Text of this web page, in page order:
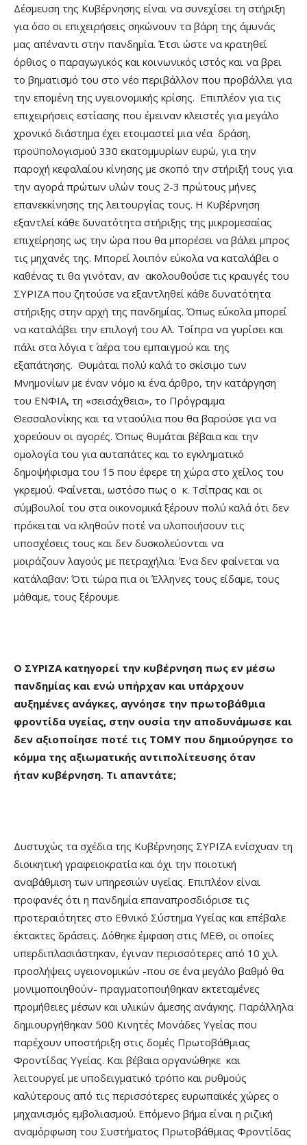
Δέσμευση της Κυβέρνησης είναι να συνεχίσει τη στήριξη
για όσο οι επιχειρήσεις σηκώνουν τα βάρη της άμυνάς
μας απέναντι στην πανδημία. Έτσι ώστε να κρατηθεί
όρθιος ο παραγωγικός και κοινωνικός ιστός και να βρει
το βηματισμό του στο νέο περιβάλλον που προβάλλει για
την επομένη της υγειονομικής κρίσης. Επιπλέον για τις
επιχειρήσεις εστίασης που έμειναν κλειστές για μεγάλο
χρονικό διάστημα έχει ετοιμαστεί μια νέα δράση,
προϋπολογισμού 330 εκατομμυρίων ευρώ, για την
παροχή κεφαλαίου κίνησης με σκοπό την στήριξή τους για
την αγορά πρώτων υλών τους 2-3 πρώτους μήνες
επανεκκίνησης της λειτουργίας τους. Η Κυβέρνηση
εξαντλεί κάθε δυνατότητα στήριξης της μικρομεσαίας
επιχείρησης ως την ώρα που θα μπορέσει να βάλει μπρος
τις μηχανές της. Μπορεί λοιπόν εύκολα να καταλάβει ο
καθένας τι θα γινόταν, αν ακολουθούσε τις κραυγές του
ΣΥΡΙΖΑ που ζητούσε να εξαντληθεί κάθε δυνατότητα
στήριξης στην αρχή της πανδημίας. Όπως εύκολα μπορεί
να καταλάβει την επιλογή του Αλ. Τσίπρα να γυρίσει και
πάλι στα λόγια τ΄ αέρα του εμπαιγμού και της
εξαπάτησης. Θυμάται πολύ καλά το σκίσιμο των
Μνημονίων με έναν νόμο κι ένα άρθρο, την κατάργηση
του ΕΝΦΙΑ, τη «σεισάχθεια», το Πρόγραμμα
Θεσσαλονίκης και τα νταούλια που θα βαρούσε για να
χορεύουν οι αγορές. Όπως θυμάται βέβαια και την
ομολογία του για αυταπάτες και το εγκληματικό
δημοψήφισμα του ΄15 που έφερε τη χώρα στο χείλος του
γκρεμού. Φαίνεται, ωστόσο πως ο κ. Τσίπρας και οι
σύμβουλοί του στα οικονομικά ξέρουν πολύ καλά ότι δεν
πρόκειται να κληθούν ποτέ να υλοποιήσουν τις
υποσχέσεις τους και δεν δυσκολεύονται να
μοιράζουν λαγούς με πετραχήλια. Ένα δεν φαίνεται να
κατάλαβαν: Ότι τώρα πια οι Έλληνες τους είδαμε, τους
μάθαμε, τους ξέρουμε.
Ο ΣΥΡΙΖΑ κατηγορεί την κυβέρνηση πως εν μέσω
πανδημίας και ενώ υπήρχαν και υπάρχουν
αυξημένες ανάγκες, αγνόησε την πρωτοβάθμια
φροντίδα υγείας, στην ουσία την αποδυνάμωσε και
δεν αξιοποίησε ποτέ τις ΤΟΜΥ που δημιούργησε το
κόμμα της αξιωματικής αντιπολίτευσης όταν
ήταν κυβέρνηση. Τι απαντάτε;
Δυστυχώς τα σχέδια της Κυβέρνησης ΣΥΡΙΖΑ ενίσχυαν τη
διοικητική γραφειοκρατία και όχι την ποιοτική
αναβάθμιση των υπηρεσιών υγείας. Επιπλέον είναι
προφανές ότι η πανδημία επαναπροσδιόρισε τις
προτεραιότητες στο Εθνικό Σύστημα Υγείας και επέβαλε
έκτακτες δράσεις. Δόθηκε έμφαση στις ΜΕΘ, οι οποίες
υπερδιπλασιάστηκαν, έγιναν περισσότερες από 10 χιλ.
προσλήψεις υγειονομικών -που σε ένα μεγάλο βαθμό θα
μονιμοποιηθούν- πραγματοποιήθηκαν εκτεταμένες
προμήθειες μέσων και υλικών άμεσης ανάγκης. Παράλληλα
δημιουργήθηκαν 500 Κινητές Μονάδες Υγείας που
παρέχουν υποστήριξη στις δομές Πρωτοβάθμιας
Φροντίδας Υγείας. Και βέβαια οργανώθηκε και
λειτουργεί με υποδειγματικό τρόπο και ρυθμούς
καλύτερους από τις περισσότερες ευρωπαϊκές χώρες ο
μηχανισμός εμβολιασμού. Επόμενο βήμα είναι η ριζική
αναμόρφωση του Συστήματος Πρωτοβάθμιας Φροντίδας